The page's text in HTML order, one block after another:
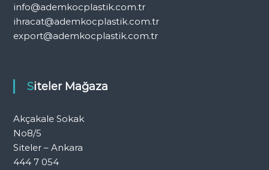
info@ademkocplastik.com.tr
ihracat@ademkocplastik.com.tr
export@ademkocplastik.com.tr
Siteler Mağaza
Akçakale Sokak
No8/5
Siteler – Ankara
444 7 054